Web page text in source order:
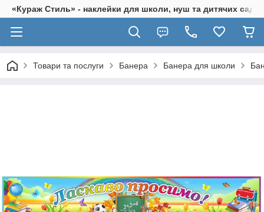
«Кураж Стиль» - наклейки для школи, нуш та дитячих
Товари та послуги Банера Банера для школи